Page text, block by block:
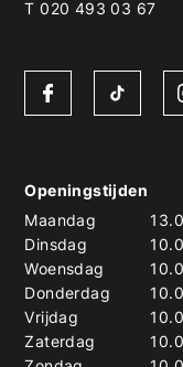
T 020 493 03 67
Openingstijden
Maandag
Dinsdag
Woensdag
Donderdag
Vrijdag
Zaterdag